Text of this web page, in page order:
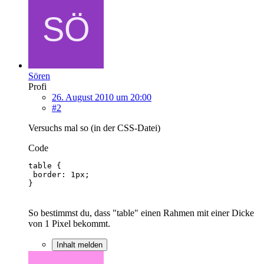
Sören
Profi
26. August 2010 um 20:00
#2
Versuchs mal so (in der CSS-Datei)
Code
}
So bestimmst du, dass "table" einen Rahmen mit einer Dicke
von 1 Pixel bekommt.
Inhalt melden